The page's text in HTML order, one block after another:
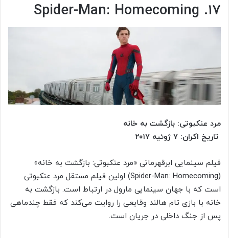
۱۷. Spider-Man: Homecoming
مرد عنکبوتی: بازگشت به خانه
تاریخ اکران: ۷ ژوئیه ۲۰۱۷
فیلم سینمایی ابرقهرمانی «مرد عنکبوتی: بازگشت به خانه»
(Spider-Man: Homecoming) اولین فیلم مستقل مرد عنکبوتی
است که با جهان سینمایی مارول در ارتباط است. بازگشت به
خانه با بازی تام هالند وقایعی را روایت می‌کند که فقط چندماهی
پس از جنگ داخلی در جریان است.